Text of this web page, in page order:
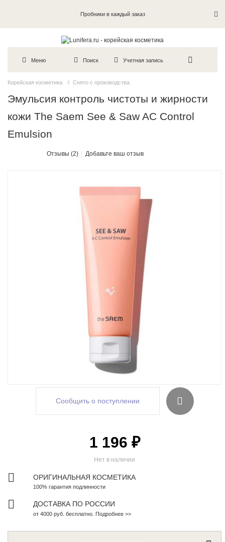
Пробники в каждый заказ
Меню Поиск Учетная запись
Корейская косметика Снято с производства
Эмульсия контроль чистоты и жирности
кожи The Saem See & Saw AC Control
Emulsion
Отзывы (2) Добавьте ваш отзыв
Сообщить о поступлении
Нет в наличии
1 196 ₽
ОРИГИНАЛЬНАЯ КОСМЕТИКА
100% гарантия подлинности
ДОСТАВКА ПО РОССИИ
от 4000 руб. бесплатно. Подробнее >>